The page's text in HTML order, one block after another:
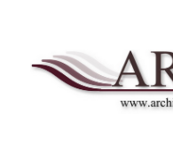
Archnet